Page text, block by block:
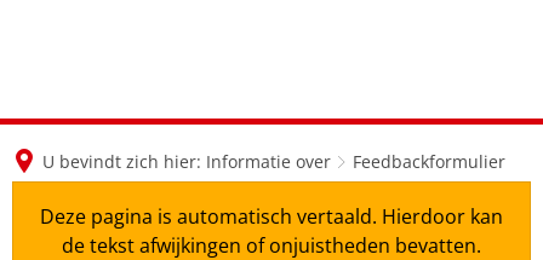
U bevindt zich hier: Informatie over Feedbackformulier
Deze pagina is automatisch vertaald. Hierdoor kan
de tekst afwijkingen of onjuistheden bevatten.